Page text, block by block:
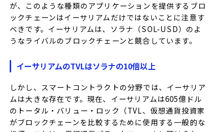
が、このような種類のアプリケーションを提供するブロ
ックチェーンはイーサリアムだけではないことに注意す
べきです。イーサリアムは、ソラナ（SOL-USD）のよ
うなライバルのブロックチェーンと競合しています。
イーサリアムのTVLはソラナの10倍以上
しかし、スマートコントラクトの分野では、イーサリア
ムは大きな存在です。現在、イーサリアムは605億ドル
のトータル・バリュー・ロック（TVL、仮想通貨投資家
がブロックチェーンを比較するために使用する一般的な